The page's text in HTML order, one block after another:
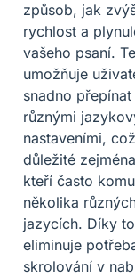
způsob, jak
rychlost a
vašeho psaní.
umožňuje
snadno přepínat
různými
nastaveními,
důležité
kteří často
několika
jazycích. Díky
eliminuje
skrolování v